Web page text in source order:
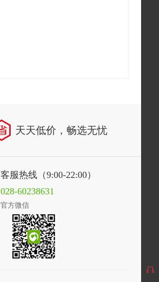
天天低价，畅选无忧
客服热线（9:00-22:00）
028-60238631
官方微信